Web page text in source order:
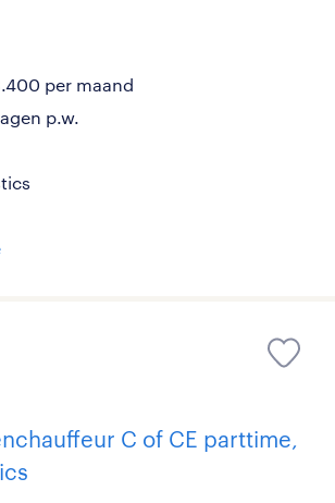
per maand
p.w.
C of CE parttime,